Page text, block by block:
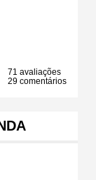
71 avaliações
29 comentários